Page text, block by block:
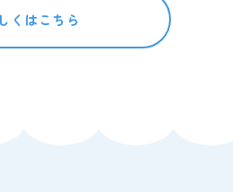
くはこちら